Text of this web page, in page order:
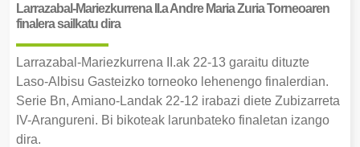
Larrazabal-Mariezkurrena II.a Andre Maria Zuria Torneoaren
finalera sailkatu dira
Larrazabal-Mariezkurrena II.ak 22-13 garaitu dituzte
Laso-Albisu Gasteizko torneoko lehenengo finalerdian.
Serie Bn, Amiano-Landak 22-12 irabazi diete Zubizarreta
IV-Arangureni. Bi bikoteak larunbateko finaletan izango
dira.